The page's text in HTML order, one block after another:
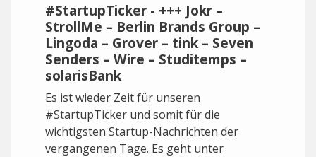
#StartupTicker - +++ Jokr –
StrollMe – Berlin Brands Group –
Lingoda – Grover – tink – Seven
Senders – Wire – Studitemps –
solarisBank
Es ist wieder Zeit für unseren
#StartupTicker und somit für die
wichtigsten Startup-Nachrichten der
vergangenen Tage. Es geht unter